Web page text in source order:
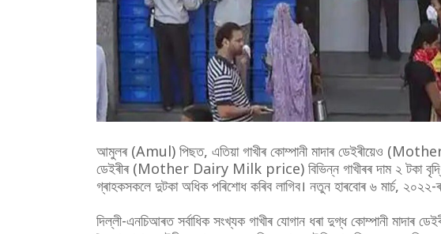
আমুলৰ (Amul) পিছত, এতিয়া গাখীৰ কোম্পানী মাদাৰ ডেইৰীয়েও
ডেইৰীৰ (Mother Dairy Milk price) বিভিন্ন গাখীৰৰ দাম ২ টকা বৃদ্ধি
গ্ৰাহকসকলে দুটকা অধিক পৰিশোধ কৰিব লাগিব। নতুন হাৰবোৰ ৬ মাৰ্চ, ২০২২-ৰ
দিল্লী-এনচিআৰত সৰ্বাধিক সংখ্যক গাখীৰ যোগান ধৰা দুগ্ধ কোম্পানী মাদাৰ